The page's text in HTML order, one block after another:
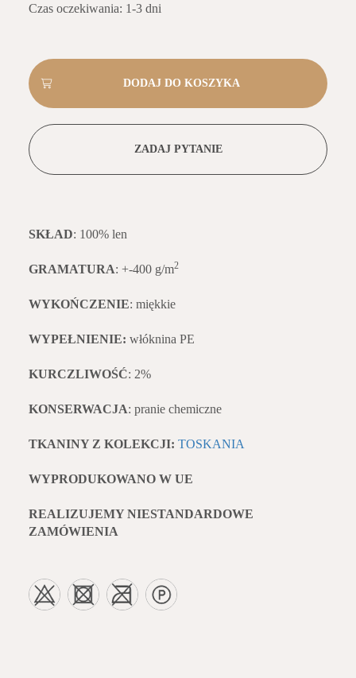
Czas oczekiwania: 1-3 dni
ZADAJ PYTANIE
SKŁAD: 100% len
GRAMATURA: +-400 g/m2
WYKOŃCZENIE: miękkie
WYPEŁNIENIE: włóknina PE
KURCZLIWOŚĆ: 2%
KONSERWACJA: pranie chemiczne
TKANINY Z KOLEKCJI: TOSKANIA
WYPRODUKOWANO W UE
REALIZUJEMY NIESTANDARDOWE
ZAMÓWIENIA